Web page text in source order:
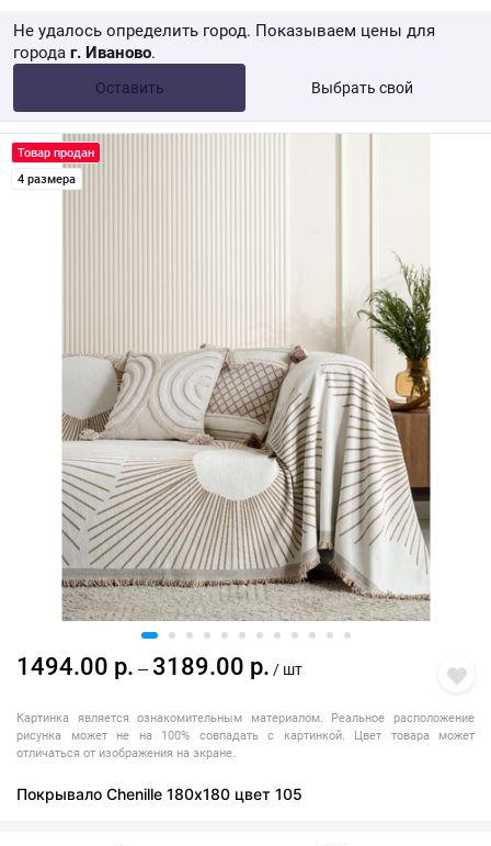
Не удалось определить город. Показываем цены для
города г. Иваново.
Оставить Выбрать свой
от 10 000 ₽ Розница → WB
Товар продан
4 размера
1494.00 р. — 3189.00 р. / шт
Картинка является ознакомительным материалом. Реальное расположение
рисунка может не на 100% совпадать с картинкой. Цвет товара может
отличаться от изображения на экране.
Покрывало Chenille 180х180 цвет 105